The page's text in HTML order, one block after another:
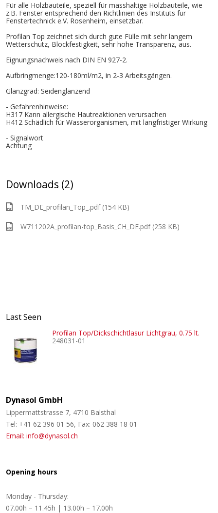
Für alle Holzbauteile, speziell für masshaltige Holzbauteile, wie
z.B. Fenster entsprechend den Richtlinien des Instituts für
Fenstertechnick e.V. Rosenheim, einsetzbar.
Profilan Top zeichnet sich durch gute Fülle mit sehr langem
Wetterschutz, Blockfestigkeit, sehr hohe Transparenz, aus.
Eignungsnachweis nach DIN EN 927-2.
Aufbringmenge:120-180ml/m2, in 2-3 Arbeitsgängen.
Glanzgrad: Seidenglänzend
- Gefahrenhinweise:
H317 Kann allergische Hautreaktionen verursachen
H412 Schädlich für Wasserorganismen, mit langfristiger Wirkung
- Signalwort
Achtung
Downloads (2)
TM_DE_profilan_Top_.pdf (154 KB)
W711202A_profilan-top_Basis_CH_DE.pdf (258 KB)
Last Seen
Profilan Top/Dickschichtlasur Lichtgrau, 0.75 lt.
248031-01
Dynasol GmbH
Lippermattstrasse 7, 4710 Balsthal
Tel: +41 62 396 01 56, Fax: 062 388 18 01
Email: info@dynasol.ch
Opening hours
Monday - Thursday:
07.00h – 11.45h | 13.00h – 17.00h